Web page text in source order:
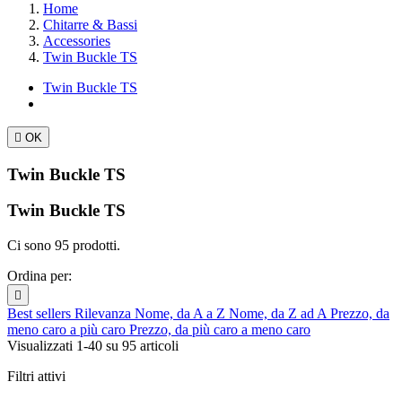
Home
Chitarre & Bassi
Accessories
Twin Buckle TS
Twin Buckle TS
 OK
Twin Buckle TS
Twin Buckle TS
Ci sono 95 prodotti.
Ordina per:

Best sellers Rilevanza Nome, da A a Z Nome, da Z ad A Prezzo, da
meno caro a più caro Prezzo, da più caro a meno caro
Visualizzati 1-40 su 95 articoli
Filtri attivi